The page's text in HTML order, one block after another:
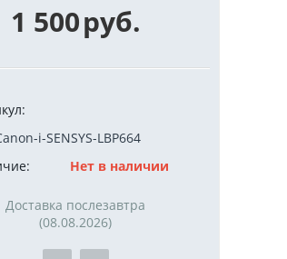
1 500руб.
i-SENSYS-LBP664
Нет в наличии
Доставка послезавтра
(08.08.2026)